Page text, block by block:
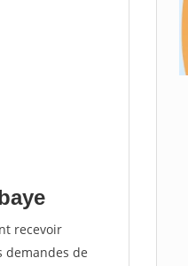
recevoir
demandes de